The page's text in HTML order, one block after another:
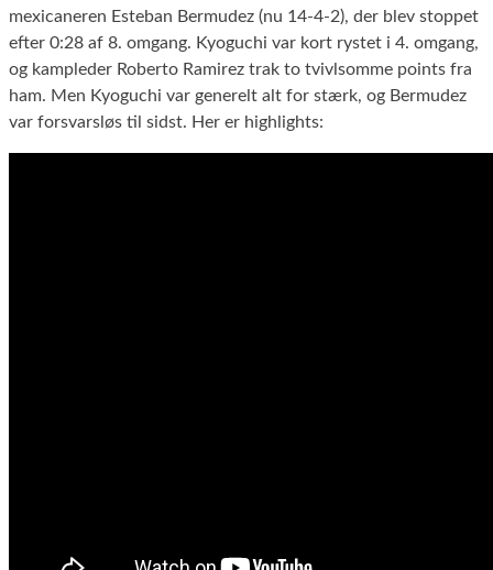
mexicaneren Esteban Bermudez (nu 14-4-2), der blev stoppet
efter 0:28 af 8. omgang. Kyoguchi var kort rystet i 4. omgang,
og kampleder Roberto Ramirez trak to tvivlsomme points fra
ham. Men Kyoguchi var generelt alt for stærk, og Bermudez
var forsvarsløs til sidst. Her er highlights: